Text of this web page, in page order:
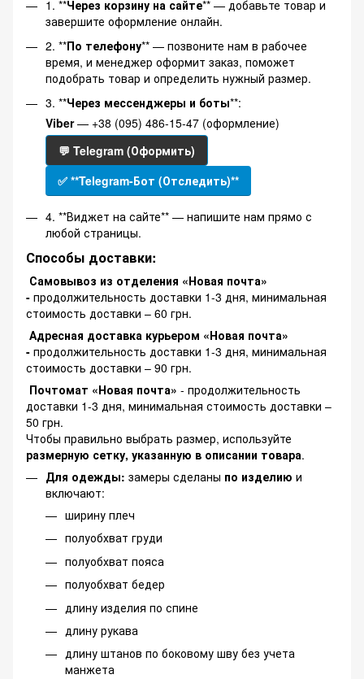
1. **Через корзину на сайте** — добавьте товар и
завершите оформление онлайн.
2. **По телефону** — позвоните нам в рабочее
время, и менеджер оформит заказ, поможет
подобрать товар и определить нужный размер.
3. **Через мессенджеры и боты**:
Viber— +38 (095) 486-15-47 (оформление)
💬 Telegram (Оформить)
✅ **Telegram-Бот (Отследить)**
4. **Виджет на сайте** — напишите нам прямо с
любой страницы.
Способы доставки:
Самовывоз из отделения «Новая почта»
- продолжительность доставки 1-3 дня, минимальная
стоимость доставки – 60 грн.
Адресная доставка курьером «Новая почта»
- продолжительность доставки 1-3 дня, минимальная
стоимость доставки – 90 грн.
Почтомат «Новая почта» - продолжительность
доставки 1-3 дня, минимальная стоимость доставки –
50 грн.
Чтобы правильно выбрать размер, используйте
размерную сетку, указанную в описании товара.
Для одежды: замеры сделаны по изделию и
включают:
ширину плеч
полуобхват груди
полуобхват пояса
полуобхват бедер
длину изделия по спине
длину рукава
длину штанов по боковому шву без учета
манжета